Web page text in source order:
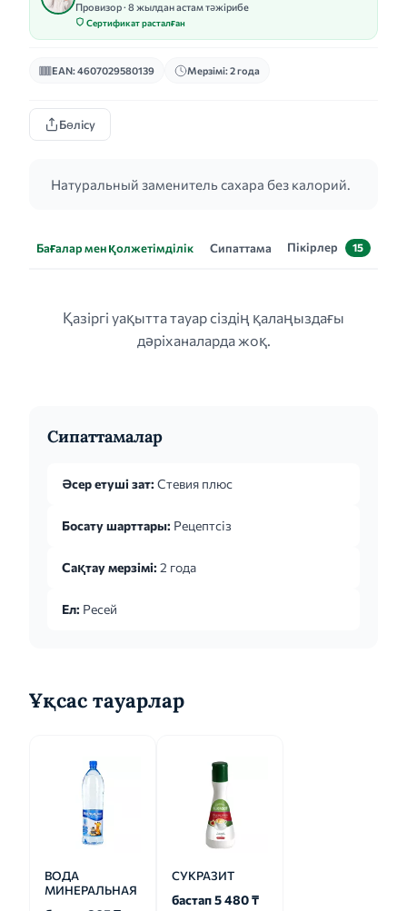
Провизор · 8 жылдан астам тәжірибе
Сертификат расталған
EAN: 4607029580139 Мерзімі: 2 года
Бөлісу
Натуральный заменитель сахара без калорий.
Бағалар мен қолжетімділік Сипаттама Пікірлер 15
Қазіргі уақытта тауар сіздің қалаңыздағы
дәріханаларда жоқ.
Сипаттамалар
Әсер етуші зат: Стевия плюс
Босату шарттары: Рецептсіз
Сақтау мерзімі: 2 года
Ел: Ресей
Ұқсас тауарлар
ВОДА
МИНЕРАЛЬНАЯ
СУКРАЗИТ
бастап 5 480 ₸